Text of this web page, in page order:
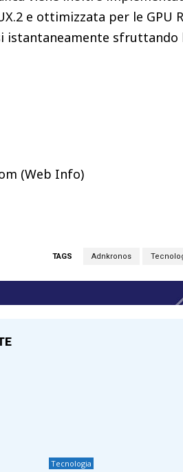
e ottimizzata per le GPU
istantaneamente sfruttando
(Web Info)
TAGS Adnkronos
Tecnologia